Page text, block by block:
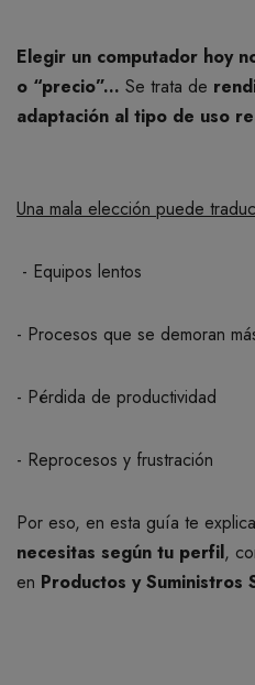
BOTIQUÍN
MI CUENTA
Elegir un computador hoy
o “precio”... Se trata de
adaptación al tipo de uso
Una mala elección puede
- Equipos lentos
- Procesos que se demoran
- Pérdida de productividad
- Reprocesos y frustración
Por eso, en esta guía te
necesitas según tu perfil,
en Productos y Suministros